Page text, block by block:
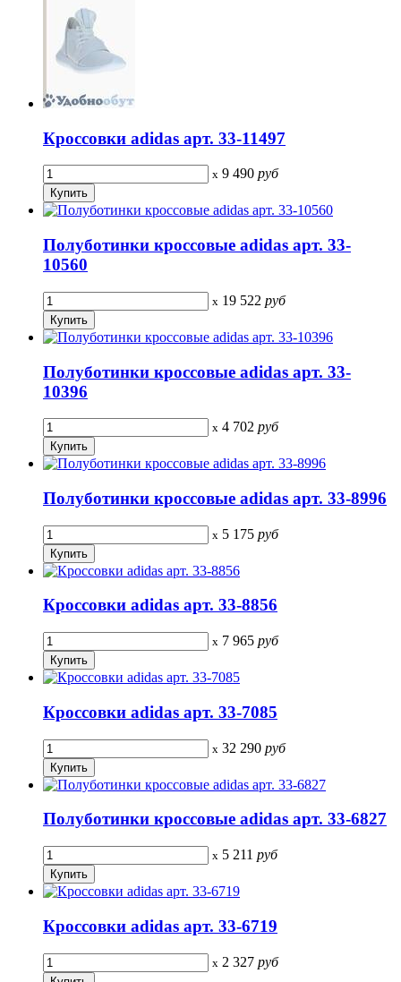
Кроссовки adidas арт. 33-11497
x 9 490 руб
Полуботинки кроссовые adidas арт. 33-
10560
x 19 522 руб
Полуботинки кроссовые adidas арт. 33-
10396
x 4 702 руб
Полуботинки кроссовые adidas арт. 33-8996
x 5 175 руб
Кроссовки adidas арт. 33-8856
x 7 965 руб
Кроссовки adidas арт. 33-7085
x 32 290 руб
Полуботинки кроссовые adidas арт. 33-6827
x 5 211 руб
Кроссовки adidas арт. 33-6719
x 2 327 руб